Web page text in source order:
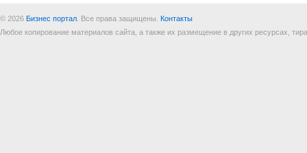
© 2026 Бизнес портал . Все права защищены. Контакты
Любое копирование материалов сайта, а также их размещение в других ресурсах,